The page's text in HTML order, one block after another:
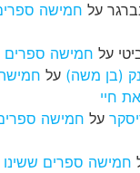
על חמישה
על חמישה ספרים
(בן משה) על
חיי
על חמישה
חמישה ספרים ששינו